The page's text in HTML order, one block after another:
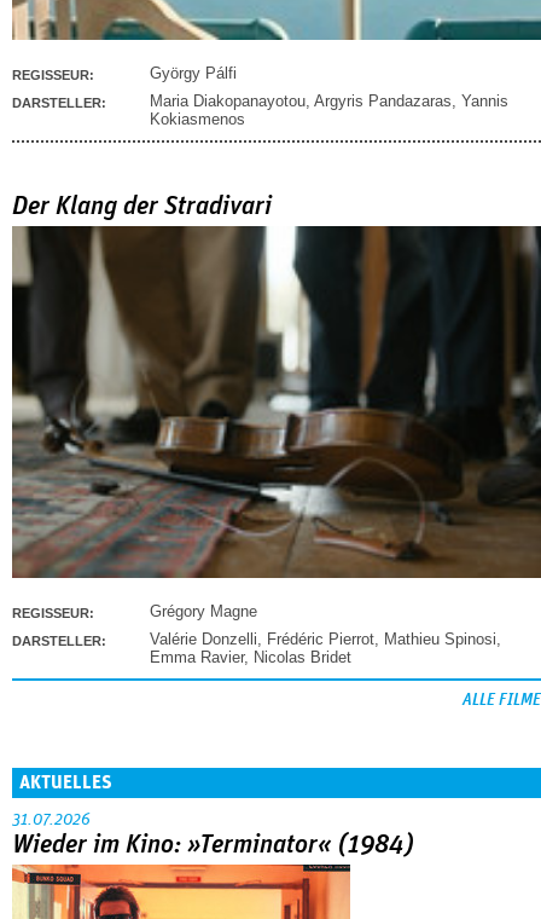
REGISSEUR: György Pálfi
DARSTELLER: Maria Diakopanayotou, Argyris Pandazaras, Yannis
Kokiasmenos
Der Klang der Stradivari
REGISSEUR: Grégory Magne
DARSTELLER: Valérie Donzelli, Frédéric Pierrot, Mathieu Spinosi,
Emma Ravier, Nicolas Bridet
ALLE FILME
AKTUELLES
31.07.2026
Wieder im Kino: »Terminator« (1984)